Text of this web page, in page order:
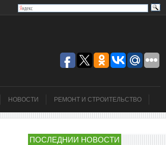
НОВОСТИ РЕМОНТ И СТРОИТЕЛЬСТВО
ПОСЛЕДНИИ НОВОСТИ